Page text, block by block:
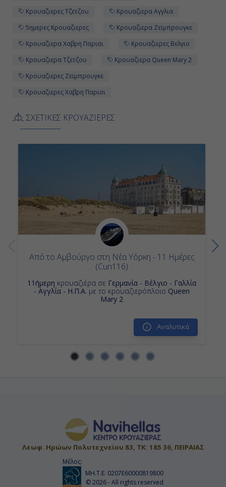
Κρουαζιερες Τζετζου
Κρουαζιερα Αγγλια
5ημερες Κρουαζιερες
Κρουαζιερα Ζεϊμπρουγκε
Κρουαζιερα Χαβρη Παρισι
Κρουαζιερες Βελγιο
Κρουαζιερα Τζετζου
Κρουαζιερα Queen Mary 2
Κρουαζιερες Ζεϊμπρουγκε
Κρουαζιερες Χαβρη Παρισι
ΣΧΕΤΙΚΕΣ ΚΡΟΥΑΖΙΕΡΕΣ
Από το Αμβούργο στη Νέα Υόρκη - 11 Ημέρες
(Cun116)
11ήμερη κρουαζιέρα σε Γερμανία - Βέλγιο - Γαλλία
- Αγγλία - Η.Π.Α.με το κρουαζιερόπλοιο Queen
Mary 2
Αναλυτικά
Λεωφ. Ηρώων Πολυτεχνείου 83, ΤΚ: 185 36, ΠΕΙΡΑΙΑΣ
Μέλος:
ΜΗ.Τ.Ε. 0207Ε60000819800
© 2026 - All rights reserved